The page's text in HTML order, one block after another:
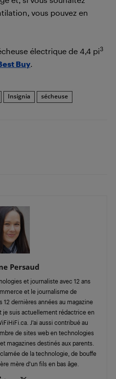
vous pouvez en
électrique de 4,4 pi3
Buy.
Insignia sécheuse
Persaud
et journaliste avec 12 ans
et le journalisme de
12 dernières années au magazine
je suis actuellement rédactrice en
J’ai aussi contribué au
de sites web en technologies
magazines destinés aux parents.
de la technologie, de bouffe
mère d’un fils en bas âge.